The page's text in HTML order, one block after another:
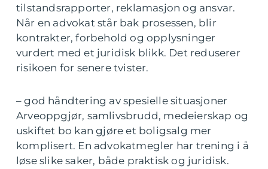
tilstandsrapporter, reklamasjon og ansvar.
Når en advokat står bak prosessen, blir
kontrakter, forbehold og opplysninger
vurdert med et juridisk blikk. Det reduserer
risikoen for senere tvister.
– god håndtering av spesielle situasjoner
Arveoppgjør, samlivsbrudd, medeierskap og
uskiftet bo kan gjøre et boligsalg mer
komplisert. En advokatmegler har trening i å
løse slike saker, både praktisk og juridisk.